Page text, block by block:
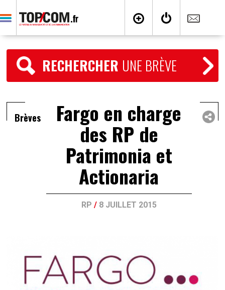
RECHERCHER UNE BRÈVE
Brèves Fargo en charge
des RP de
Patrimonia et
Actionaria
RP / 8 JUILLET 2015